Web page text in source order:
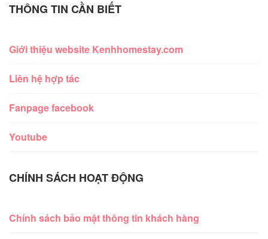
THÔNG TIN CẦN BIẾT
Giới thiệu website Kenhhomestay.com
Liên hệ hợp tác
Fanpage facebook
Youtube
CHÍNH SÁCH HOẠT ĐỘNG
Chính sách bảo mật thông tin khách hàng